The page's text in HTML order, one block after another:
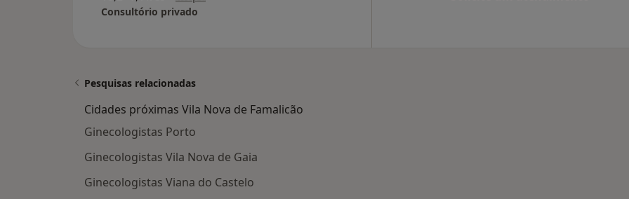
Consultório privado
Pesquisas relacionadas
Cidades próximas Vila Nova de Famalicão
Ginecologistas Porto
Ginecologistas Vila Nova de Gaia
Ginecologistas Viana do Castelo